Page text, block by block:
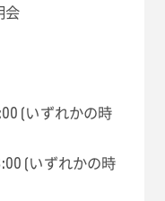
会
(いずれかの時
(いずれかの時